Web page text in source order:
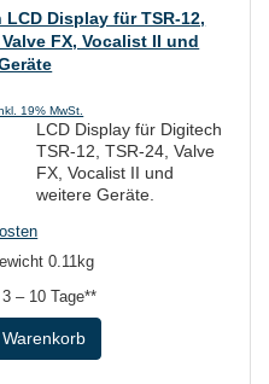
LCD Display für TSR-12,
Valve FX, Vocalist II und
19% MwSt.
LCD Display für Digitech
TSR-12, TSR-24, Valve
FX, Vocalist II und
weitere Geräte.
0.11kg
3 – 10 Tage**